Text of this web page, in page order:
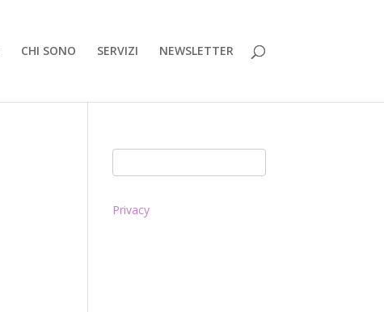
CHI SONO SERVIZI NEWSLETTER
Privacy